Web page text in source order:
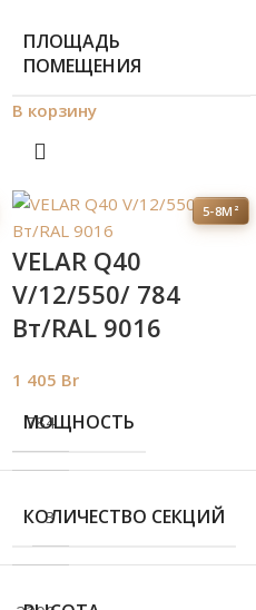
ПЛОЩАДЬ
ПОМЕЩЕНИЯ
В корзину
784
3
5-8М²
VELAR Q40
V/12/550/ 784
Bт/RAL 9016
1 405 Br
МОЩНОСТЬ
КОЛИЧЕСТВО СЕКЦИЙ